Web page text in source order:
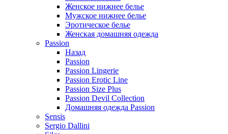
Женское нижнее белье
Мужское нижнее белье
Эротическое белье
Женская домашняя одежда
Passion
Назад
Passion
Passion Lingerie
Passion Erotic Line
Passion Size Plus
Passion Devil Collection
Домашняя одежда Passion
Sensis
Sergio Dallini